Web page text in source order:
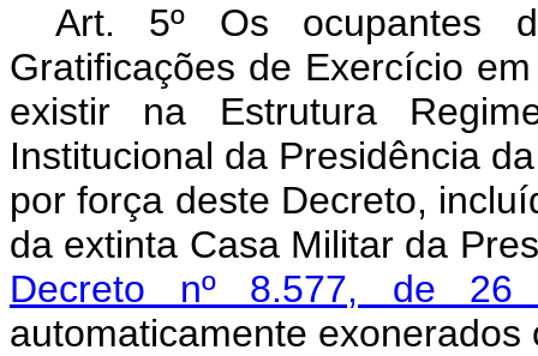
Art. 5º Os ocupantes
Gratificações de Exercício
existir na Estrutura
Institucional da Presidência
por força deste Decreto,
da extinta Casa Militar da
Decreto nº 8.577, de
automaticamente exonerados